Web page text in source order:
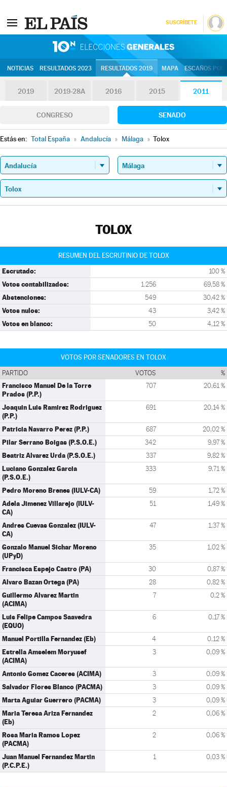
SUSCRÍBETE
NOTICIAS RESULTADOS 2023 RESULTADOS 2019 MAPA ESCAÑOS
2019 2019-28A 2016 2015 2011
CONGRESO SENADO
Estás en: Total España » Andalucía » Málaga » Tolox
TOLOX
RESUMEN DEL ESCRUTINIO DE TOLOX
Escrutado: 100 %
Votos contabilizados: 1.256 69,58 %
Abstenciones: 549 30,42 %
Votos nulos: 43 3,42 %
Votos en blanco: 50 4,12 %
VOTOS POR SENADORES EN TOLOX
PARTIDO VOTOS %
Francisco Manuel De la Torre
Prados (P.P.)
707 20,61 %
Joaquin Luis Ramirez Rodriguez
(P.P.)
691 20,14 %
Patricia Navarro Perez (P.P.) 687 20,02 %
Pilar Serrano Boigas (P.S.O.E.) 342 9,97 %
Beatriz Alvarez Urda (P.S.O.E.) 337 9,82 %
Luciano Gonzalez Garcia
(P.S.O.E.)
333 9,71 %
Pedro Moreno Brenes (IULV-CA) 59 1,72 %
Adela Jimenez Villarejo (IULV-
CA)
51 1,49 %
Andres Cuevas Gonzalez (IULV-
CA)
47 1,37 %
Gonzalo Manuel Sichar Moreno
(UPyD)
35 1,02 %
Francisca Espejo Castro (PA) 30 0,87 %
Alvaro Bazan Ortega (PA) 28 0,82 %
Guillermo Alvarez Martin
(ACIMA)
7 0,2 %
Luis Felipe Campos Saavedra
(EQUO)
6 0,17 %
Manuel Portilla Fernandez (Eb) 4 0,12 %
Estrella Amselem Moryusef
(ACIMA)
3 0,09 %
Antonio Gomez Caceres (ACIMA) 3 0,09 %
Salvador Flores Blanco (PACMA) 3 0,09 %
Marta Aguiar Guerrero (PACMA) 3 0,09 %
Maria Teresa Ariza Fernandez
(Eb)
2 0,06 %
Rosa Maria Ramos Lopez
(PACMA)
2 0,06 %
Juan Manuel Fernandez Martin
(P.C.P.E.)
1 0,03 %